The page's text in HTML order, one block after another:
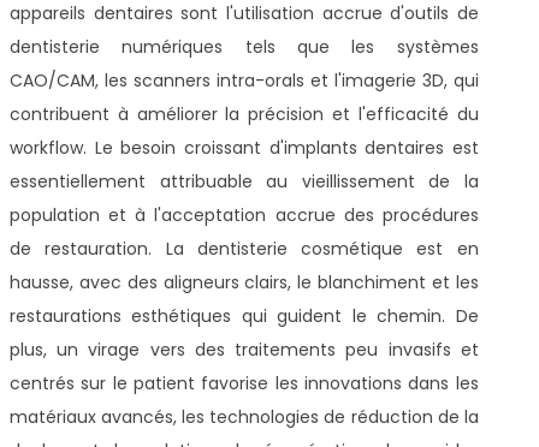
appareils dentaires sont l'utilisation accrue d'outils de
dentisterie numériques tels que les systèmes
CAO/CAM, les scanners intra-orals et l'imagerie 3D, qui
contribuent à améliorer la précision et l'efficacité du
workflow. Le besoin croissant d'implants dentaires est
essentiellement attribuable au vieillissement de la
population et à l'acceptation accrue des procédures
de restauration. La dentisterie cosmétique est en
hausse, avec des aligneurs clairs, le blanchiment et les
restaurations esthétiques qui guident le chemin. De
plus, un virage vers des traitements peu invasifs et
centrés sur le patient favorise les innovations dans les
matériaux avancés, les technologies de réduction de la